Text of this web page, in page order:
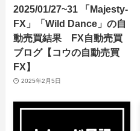
2025/01/27~31 「Majesty-
FX」「Wild Dance」の自
動売買結果 FX自動売買
ブログ【コウの自動売買
FX】
2025年2月5日